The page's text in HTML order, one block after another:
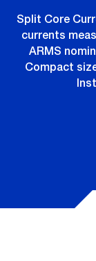
Split Core
currents
ARMS
Compact